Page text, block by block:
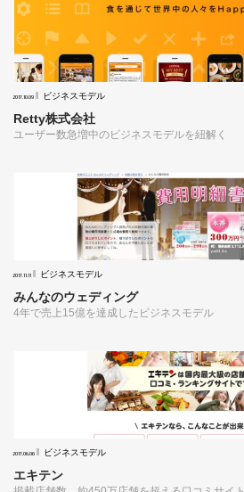
2017.10.09 ビジネスモデル
Retty株式会社
ユーザー数急増中のビジネスモデルを紐解く
2017.11.11 ビジネスモデル
みんなのウェディング
4年で売上15億を達成したビジネスモデル
2017.06.06 ビジネスモデル
エキテン